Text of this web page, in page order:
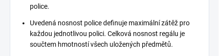
police.
Uvedená nosnost police definuje maximální zátěž pro
každou jednotlivou polici. Celková nosnost regálu je
součtem hmotností všech uložených předmětů.